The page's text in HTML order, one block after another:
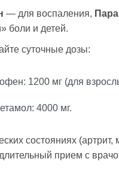
— для воспаления,
боли и детей.
суточные дозы:
1200 мг (для
4000 мг.
состояниях (артрит,
прием с